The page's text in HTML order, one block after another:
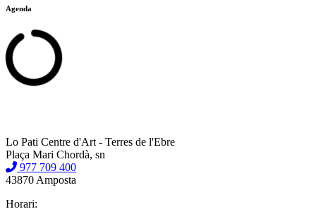
Agenda
Lo Pati Centre d'Art - Terres de l'Ebre
Plaça Mari Chordà, sn
977 709 400
43870 Amposta
Horari: